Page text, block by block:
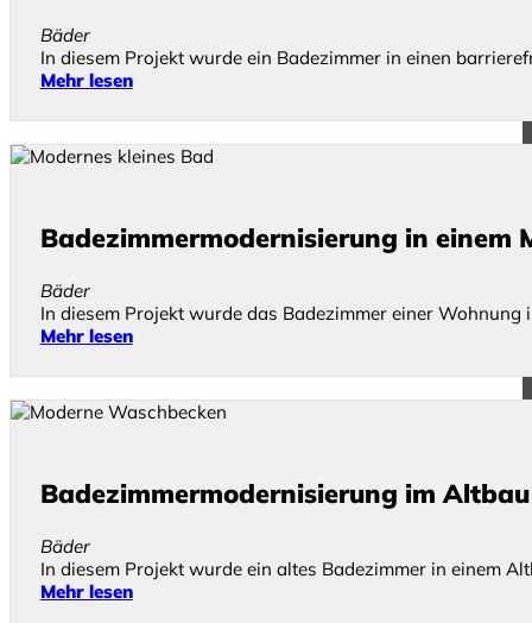
Bäder
In diesem Projekt wurde ein Badezimmer in einen
Mehr lesen
Badezimmermodernisierung in einem
Bäder
In diesem Projekt wurde das Badezimmer einer
Mehr lesen
Badezimmermodernisierung im Altbau
Bäder
In diesem Projekt wurde ein altes Badezimmer in einem
Mehr lesen